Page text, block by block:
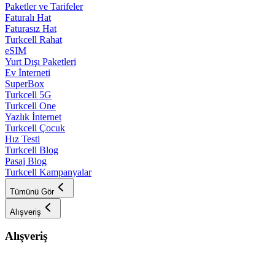
Paketler ve Tarifeler
Faturalı Hat
Faturasız Hat
Turkcell Rahat
eSIM
Yurt Dışı Paketleri
Ev İnterneti
SuperBox
Turkcell 5G
Turkcell One
Yazlık İnternet
Turkcell Çocuk
Hız Testi
Turkcell Blog
Pasaj Blog
Turkcell Kampanyalar
Tümünü Gör
Alışveriş
Alışveriş